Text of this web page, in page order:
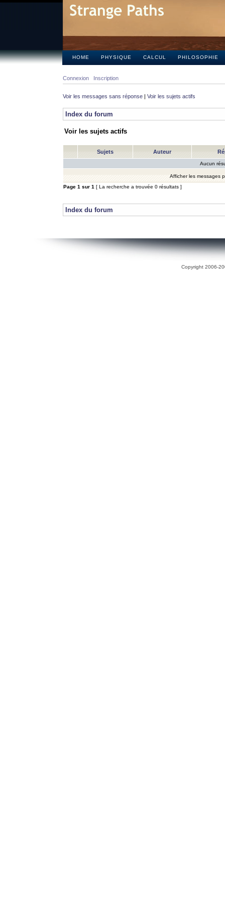
HOME PHYSIQUE CALCUL PHILOSOPHIE
Connexion Inscription
Voir les messages sans réponse | Voir les sujets actifs
Index du forum
Voir les sujets actifs
Sujets Auteur
Aucun
Afficher les messages
Page 1 sur 1 [ La recherche a trouvée 0 résultats ]
Index du forum
Copyright 2006-